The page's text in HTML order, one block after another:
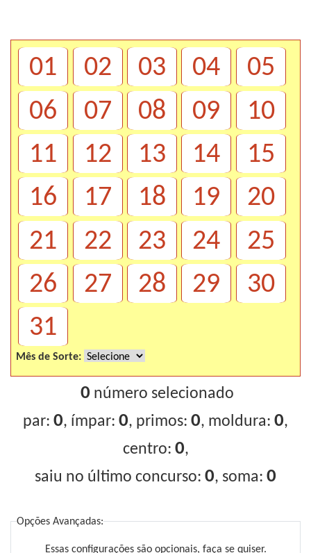
01 02 03 04
05
06
07 08 09
10
11
12 13 14
15
16
17 18 19
20
21
22 23 24
25
26
27 28 29
30
31
Mês de Sorte:
0 número selecionado
par: 0, ímpar: 0, primos: 0, moldura: 0,
centro: 0,
saiu no último concurso: 0, soma: 0
Opções Avançadas:
Essas configurações são opcionais, faça se quiser.